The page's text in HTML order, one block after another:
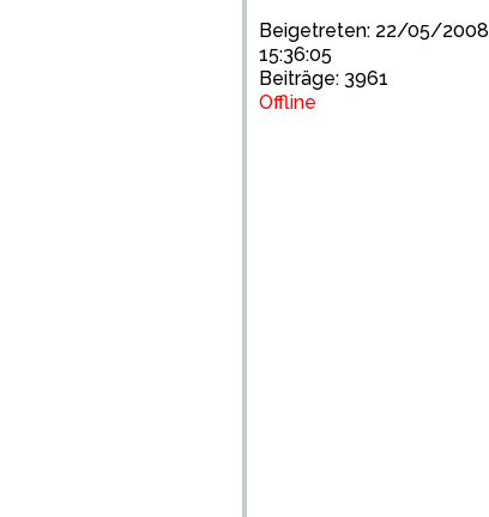
Beigetreten: 22/05/2008
15:36:05
Beiträge: 3961
Offline